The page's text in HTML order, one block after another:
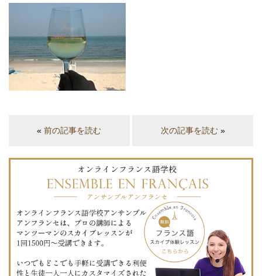
«前の記事を読む 次の記事を読む»